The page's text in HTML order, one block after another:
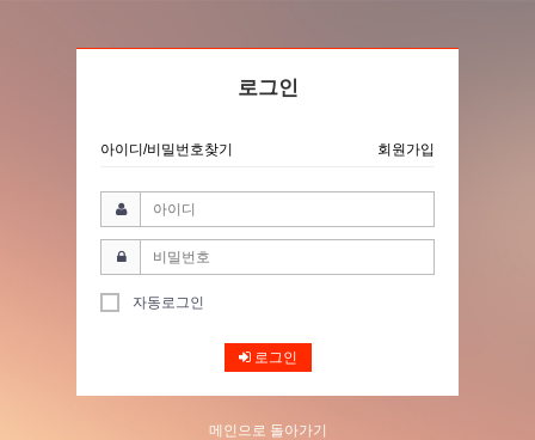
로그인
아이디/비밀번호찾기 회원가입
자동로그인
로그인
메인으로 돌아가기